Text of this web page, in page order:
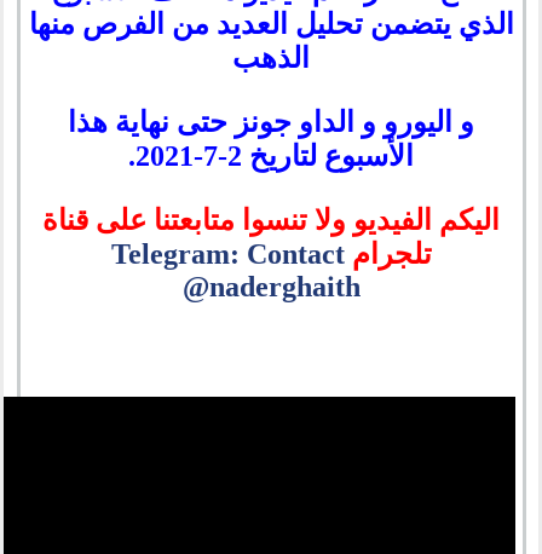
الذي يتضمن تحليل العديد من الفرص منها
الذهب
و اليورو و الداو جونز حتى نهاية هذا
الأسبوع لتاريخ 2-7-2021.
اليكم الفيديو ولا تنسوا متابعتنا على قناة
تلجرامTelegram: Contact
@naderghaith